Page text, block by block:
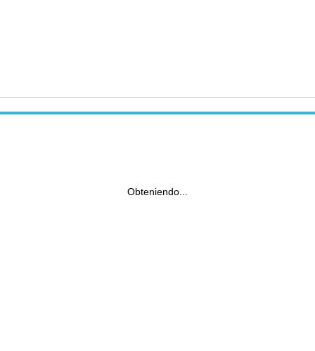
Obteniendo...